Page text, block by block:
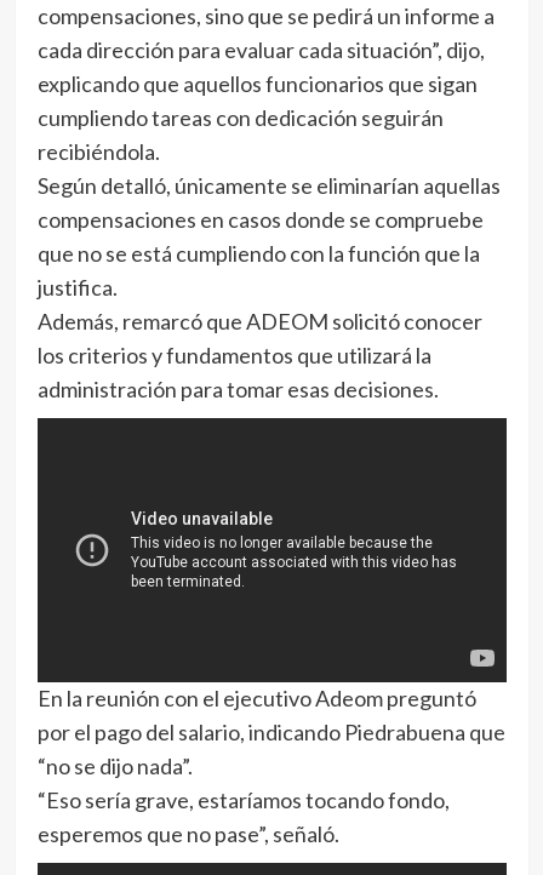
compensaciones, sino que se pedirá un informe a
cada dirección para evaluar cada situación”, dijo,
explicando que aquellos funcionarios que sigan
cumpliendo tareas con dedicación seguirán
recibiéndola.
Según detalló, únicamente se eliminarían aquellas
compensaciones en casos donde se compruebe
que no se está cumpliendo con la función que la
justifica.
Además, remarcó que ADEOM solicitó conocer
los criterios y fundamentos que utilizará la
administración para tomar esas decisiones.
En la reunión con el ejecutivo Adeom preguntó
por el pago del salario, indicando Piedrabuena que
“no se dijo nada”.
“Eso sería grave, estaríamos tocando fondo,
esperemos que no pase”, señaló.